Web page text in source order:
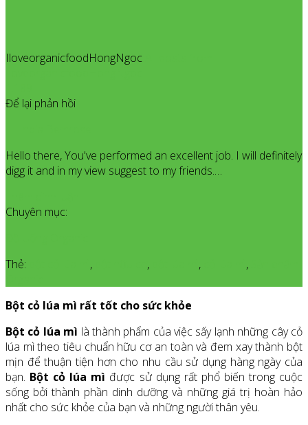
IloveorganicfoodHongNgoc
Để lại phản hồi
Hello there, You've performed an excellent job. I will definitely
digg it and in my view suggest to my friends.…
Chuyên mục:
Thẻ:
, , , ,
Bột cỏ lúa mì rất tốt cho sức khỏe
Bột cỏ lúa mì là thành phẩm của việc sấy lạnh những cây cỏ
lúa mì theo tiêu chuẩn hữu cơ an toàn và đem xay thành bột
mịn để thuận tiện hơn cho nhu cầu sử dụng hàng ngày của
bạn. Bột cỏ lúa mì được sử dụng rất phổ biến trong cuộc
sống bởi thành phần dinh dưỡng và những giá trị hoàn hảo
nhất cho sức khỏe của bạn và những người thân yêu.